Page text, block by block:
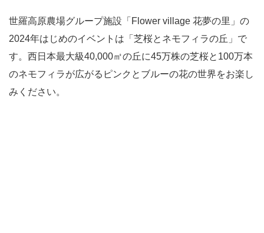
世羅高原農場グループ施設「Flower village 花夢の里」の
2024年はじめのイベントは「芝桜とネモフィラの丘」で
す。西日本最大級40,000㎡の丘に45万株の芝桜と100万本
のネモフィラが広がるピンクとブルーの花の世界をお楽し
みください。